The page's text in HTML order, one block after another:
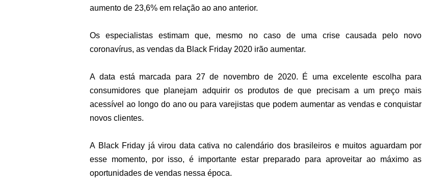
aumento de 23,6% em relação ao ano anterior.
Os especialistas estimam que, mesmo no caso de uma crise causada pelo novo
coronavírus, as vendas da Black Friday 2020 irão aumentar.
A data está marcada para 27 de novembro de 2020. É uma excelente escolha para
consumidores que planejam adquirir os produtos de que precisam a um preço mais
acessível ao longo do ano ou para varejistas que podem aumentar as vendas e conquistar
novos clientes.
A Black Friday já virou data cativa no calendário dos brasileiros e muitos aguardam por
esse momento, por isso, é importante estar preparado para aproveitar ao máximo as
oportunidades de vendas nessa época.